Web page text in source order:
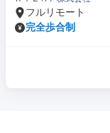
フルリモート
完全歩合制